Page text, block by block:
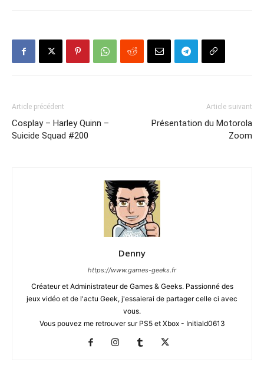
Article précédent
Cosplay – Harley Quinn –
Suicide Squad #200
Article suivant
Présentation du Motorola
Zoom
Denny
https://www.games-geeks.fr
Créateur et Administrateur de Games & Geeks. Passionné des
jeux vidéo et de l'actu Geek, j'essaierai de partager celle ci avec
vous.
Vous pouvez me retrouver sur PS5 et Xbox - Initiald0613